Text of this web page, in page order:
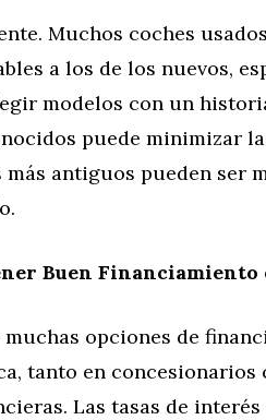
Muchos coches
a los de los nuevos,
modelos con un
puede minimizar
antiguos pueden ser
Buen Financiamiento
muchas opciones de
tanto en concesionarios
Las tasas de